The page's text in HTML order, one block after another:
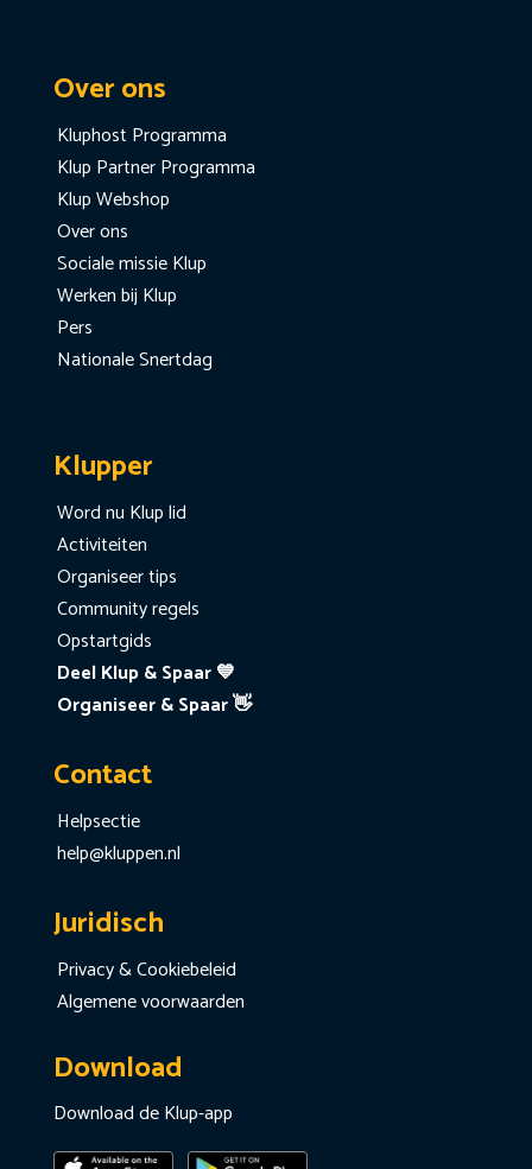
Over ons
Kluphost Programma
Klup Partner Programma
Klup Webshop
Over ons
Sociale missie Klup
Werken bij Klup
Pers
Nationale Snertdag
Klupper
Word nu Klup lid
Activiteiten
Organiseer tips
Community regels
Opstartgids
Deel Klup & Spaar 💙
Organiseer & Spaar 👋
Contact
Helpsectie
help@kluppen.nl
Juridisch
Privacy & Cookiebeleid
Algemene voorwaarden
Download
Download de Klup-app